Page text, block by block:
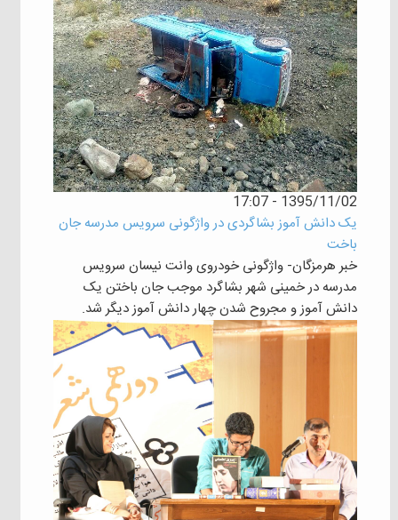
1395/11/02 - 17:07
یک دانش آموز بشاگردی در واژگونی سرویس مدرسه جان
باخت
خبر هرمزگان- واژگونی خودروی وانت نیسان سرویس
مدرسه در خمینی شهر بشاگرد موجب جان باختن یک
دانش آموز و مجروح شدن چهار دانش آموز دیگر شد.